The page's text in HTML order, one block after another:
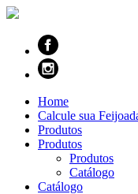
Home
Calcule sua
Produtos
Produtos
Produtos
Catálogo
Catálogo